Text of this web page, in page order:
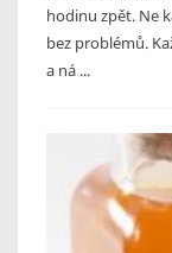
hodinu zpět. Ne
bez problémů.
a ná ...